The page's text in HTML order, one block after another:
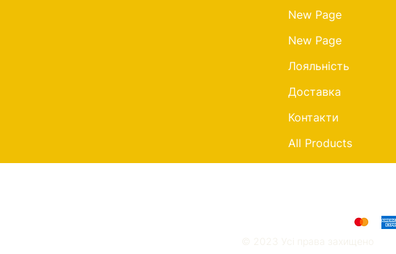
New Page
New Page
Лояльність
Доставка
Контакти
All Products
© 2023 Усі права захищено